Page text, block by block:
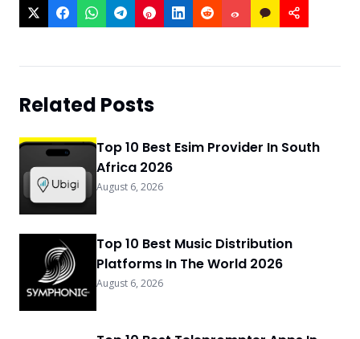
Related Posts
Top 10 Best Esim Provider In South
Africa 2026
August 6, 2026
Top 10 Best Music Distribution
Platforms In The World 2026
August 6, 2026